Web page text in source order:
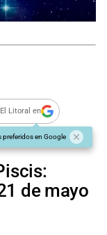
Litoral en
preferidos en Google
de mayo